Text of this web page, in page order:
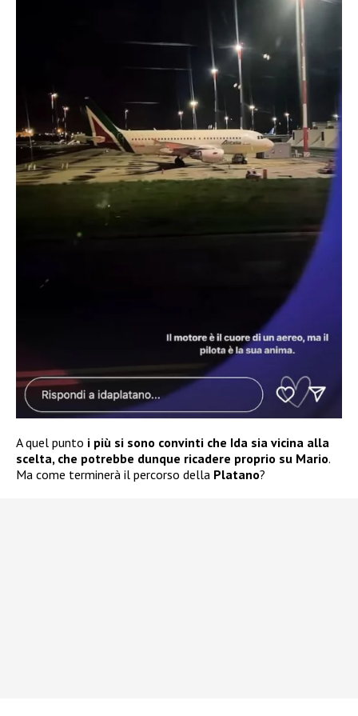
A quel punto i più si sono convinti che Ida sia vicina alla
scelta, che potrebbe dunque ricadere proprio su Mario.
Ma come terminerà il percorso della Platano?